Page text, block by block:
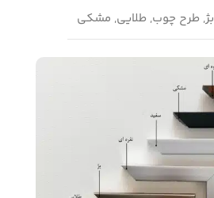
بژ, طرح چوب, طلایی, مشکی